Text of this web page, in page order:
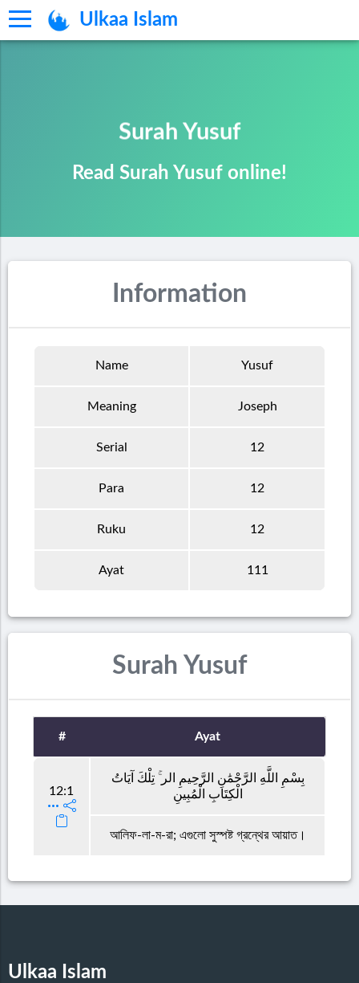
Ulkaa Islam
Surah Yusuf
Read Surah Yusuf online!
Information
Name Yusuf
Meaning Joseph
Serial 12
Para 12
Ruku 12
Ayat 111
Surah Yusuf
# Ayat
12:1
بِسْمِ اللَّهِ الرَّحْمَٰنِ الرَّحِيمِ الر ۚ تِلْكَ آيَاتُ
الْكِتَابِ الْمُبِينِ
আলিফ-লা-ম-রা; এগুলো সুস্পষ্ট গ্রন্থের আয়াত।
Ulkaa Islam